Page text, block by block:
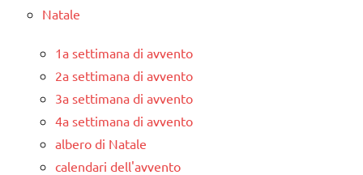
Natale
1a settimana di avvento
2a settimana di avvento
3a settimana di avvento
4a settimana di avvento
albero di Natale
calendari dell'avvento